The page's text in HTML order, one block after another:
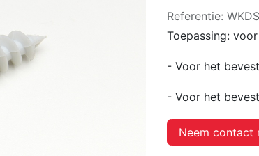
Referentie:
Toepassing:
- Voor het
- Voor het
Neem contact